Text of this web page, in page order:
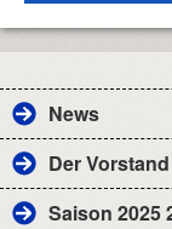
News
Der Vorstand
Saison 2025